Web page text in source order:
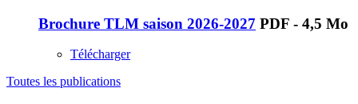
Brochure TLM saison 2026-2027 PDF - 4,5 Mo
Télécharger
Toutes les publications